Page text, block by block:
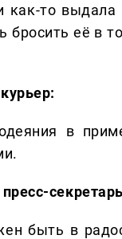
как-то выдала
бросить её в
в
быть в